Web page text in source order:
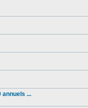
annuels ...